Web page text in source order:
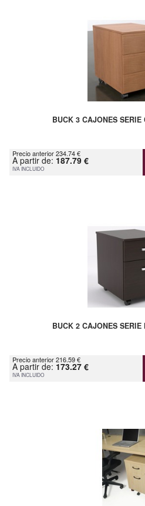
BUCK 3 CAJONES SERIE
Precio anterior 234.74 €
A partir de: 187.79 €
IVA INCLUIDO
BUCK 2 CAJONES SERIE
Precio anterior 216.59 €
A partir de: 173.27 €
IVA INCLUIDO